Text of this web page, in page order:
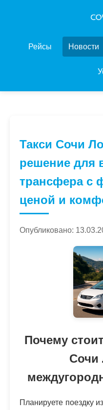
Рейсы Новости
Такси Сочи
решение для
трансфера с
ценой и
Опубликовано:
Почему
Сочи
Планируете поездку